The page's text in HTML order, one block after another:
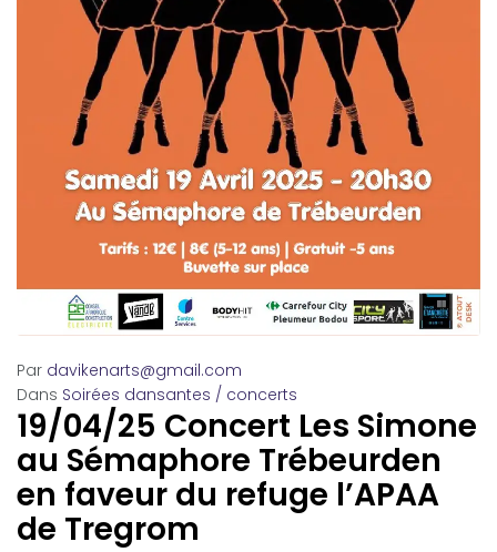
Par davikenarts@gmail.com
Dans Soirées dansantes / concerts
19/04/25 Concert Les Simone
au Sémaphore Trébeurden
en faveur du refuge l’APAA
de Tregrom